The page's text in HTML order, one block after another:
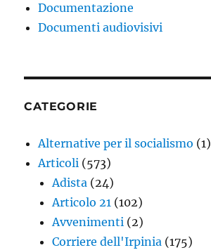
Documentazione
Documenti audiovisivi
CATEGORIE
Alternative per il socialismo (1)
Articoli (573)
Adista (24)
Articolo 21 (102)
Avvenimenti (2)
Corriere dell'Irpinia (175)